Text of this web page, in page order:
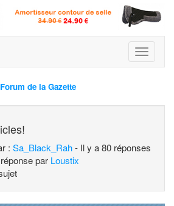
Toggle
Forum de la Gazette
: Sa_Black_Rah- Il y a 80 réponses
par Loustix